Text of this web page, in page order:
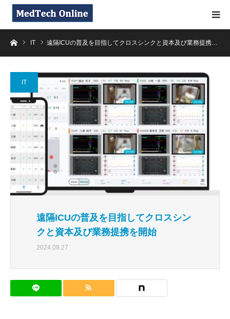
ホーム
IT 遠隔ICUの普及を目指してクロスシンクと資本及び業務提携…
IT
遠隔ICUの普及を目指してクロスシン
クと資本及び業務提携を開始
2024.08.27